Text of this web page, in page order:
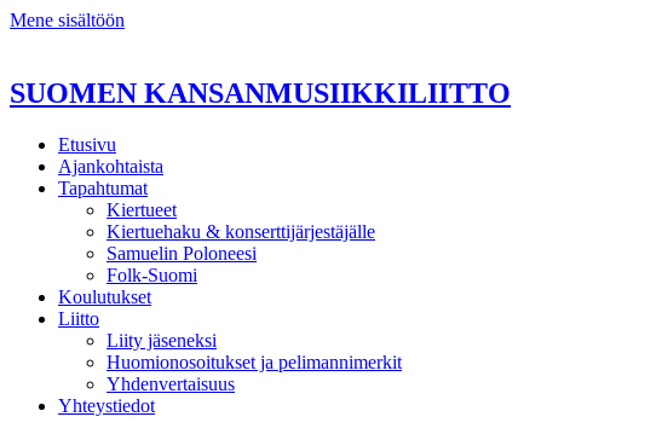
Mene sisältöön
SUOMEN KANSANMUSIIKKILIITTO
Etusivu
Ajankohtaista
Tapahtumat
Kiertueet
Kiertuehaku & konserttijärjestäjälle
Samuelin Poloneesi
Folk-Suomi
Koulutukset
Liitto
Liity jäseneksi
Huomionosoitukset ja pelimannimerkit
Yhdenvertaisuus
Yhteystiedot